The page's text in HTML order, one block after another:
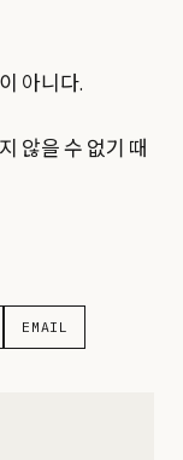
아니다.
않을 수 없기 때
EMAIL